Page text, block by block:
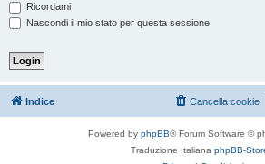
Ricordami
Nascondi il mio stato per questa sessione
Indice Cancella cookie
Powered by phpBB® Forum Software ©
Traduzione Italiana phpBB-